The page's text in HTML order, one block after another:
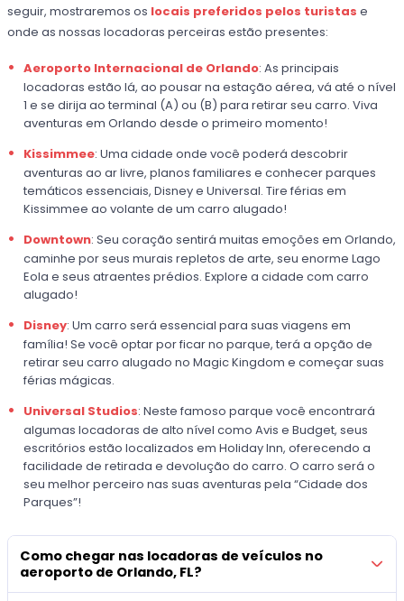
seguir, mostraremos os locais preferidos pelos turistas e
onde as nossas locadoras perceiras estão presentes:
Aeroporto Internacional de Orlando: As principais
locadoras estão lá, ao pousar na estação aérea, vá até o nível
1 e se dirija ao terminal (A) ou (B) para retirar seu carro. Viva
aventuras em Orlando desde o primeiro momento!
Kissimmee: Uma cidade onde você poderá descobrir
aventuras ao ar livre, planos familiares e conhecer parques
temáticos essenciais, Disney e Universal. Tire férias em
Kissimmee ao volante de um carro alugado!
Downtown: Seu coração sentirá muitas emoções em Orlando,
caminhe por seus murais repletos de arte, seu enorme Lago
Eola e seus atraentes prédios. Explore a cidade com carro
alugado!
Disney: Um carro será essencial para suas viagens em
família! Se você optar por ficar no parque, terá a opção de
retirar seu carro alugado no Magic Kingdom e começar suas
férias mágicas.
Universal Studios: Neste famoso parque você encontrará
algumas locadoras de alto nível como Avis e Budget, seus
escritórios estão localizados em Holiday Inn, oferecendo a
facilidade de retirada e devolução do carro. O carro será o
seu melhor perceiro nas suas aventuras pela “Cidade dos
Parques”!
Como chegar nas locadoras de veículos no
aeroporto de Orlando, FL?